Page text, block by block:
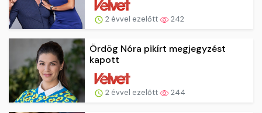
2 évvel ezelőtt 242
Ördög Nóra pikírt megjegyzést
kapott
2 évvel ezelőtt 244